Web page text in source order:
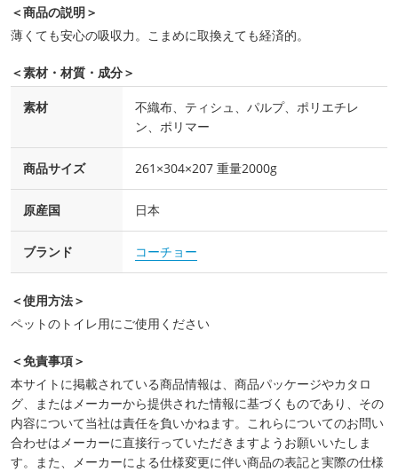
＜商品の説明＞
薄くても安心の吸収力。こまめに取換えても経済的。
＜素材・材質・成分＞
素材
不織布、ティシュ、パルプ、ポリエチレ
ン、ポリマー
商品サイズ 261×304×207 重量2000g
原産国 日本
ブランド コーチョー
＜使用方法＞
ペットのトイレ用にご使用ください
＜免責事項＞
本サイトに掲載されている商品情報は、商品パッケージやカタロ
グ、またはメーカーから提供された情報に基づくものであり、その
内容について当社は責任を負いかねます。これらについてのお問い
合わせはメーカーに直接行っていただきますようお願いいたしま
す。また、メーカーによる仕様変更に伴い商品の表記と実際の仕様